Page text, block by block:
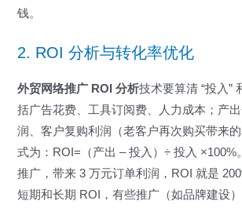
钱。
2. ROI 分析与转化率优化
外贸网络推广 ROI 分析技术要算清 “投入”
括广告花费、工具订阅费、人力成本；产
润、客户复购利润（老客户再次购买带来
式为：ROI=（产出 – 投入）÷ 投入 ×100%
推广，带来 3 万元订单利润，ROI 就是
短期和长期 ROI，有些推广（如品牌建设